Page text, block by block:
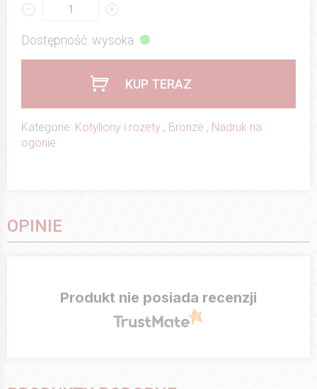
Dostępność: wysoka
KUP TERAZ
Kategorie: Kotyliony i rozety , Bronze , Nadruk na
ogonie
OPINIE
Produkt nie posiada recenzji